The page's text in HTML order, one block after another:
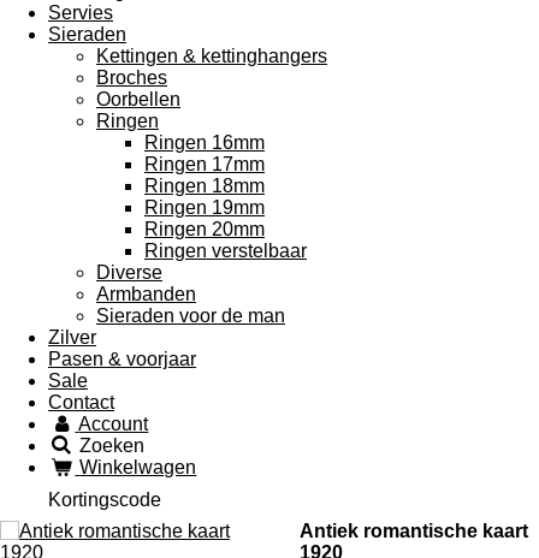
Servies
Sieraden
Kettingen & kettinghangers
Broches
Oorbellen
Ringen
Ringen 16mm
Ringen 17mm
Ringen 18mm
Ringen 19mm
Ringen 20mm
Ringen verstelbaar
Diverse
Armbanden
Sieraden voor de man
Zilver
Pasen & voorjaar
Sale
Contact
Account
Zoeken
Winkelwagen
Kortingscode
Antiek romantische kaart
1920